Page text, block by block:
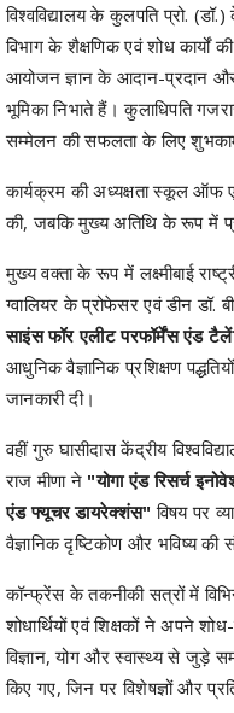
विश्वविद्यालय के कुलपति प्रो.
विभाग के शैक्षणिक एवं शोध कार्यों
आयोजन ज्ञान के आदान-प्रदान
भूमिका निभाते हैं। कुलाधिपति
सम्मेलन की सफलता के लिए
कार्यक्रम की अध्यक्षता स्कूल ऑफ
की, जबकि मुख्य अतिथि के रूप में
मुख्य वक्ता के रूप में लक्ष्मीबाई
ग्वालियर के प्रोफेसर एवं डीन डॉ.
साइंस फॉर एलीट परफॉर्मेंस एंड
आधुनिक वैज्ञानिक प्रशिक्षण
जानकारी दी।
वहीं गुरु घासीदास केंद्रीय
राज मीणा ने "योगा एंड रिसर्च
एंड फ्यूचर डायरेक्शंस" विषय पर
वैज्ञानिक दृष्टिकोण और भविष्य की
कॉन्फ्रेंस के तकनीकी सत्रों में
शोधार्थियों एवं शिक्षकों ने अपने
विज्ञान, योग और स्वास्थ्य से जुड़े
किए गए, जिन पर विशेषज्ञों और